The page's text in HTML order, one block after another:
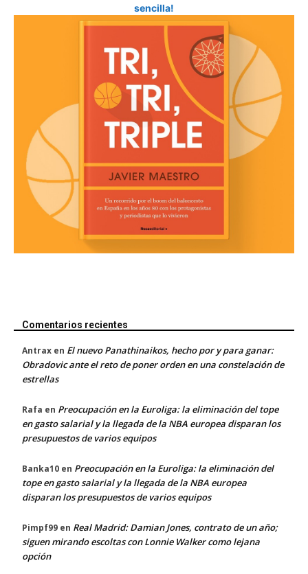
sencilla!
Comentarios recientes
Antrax en El nuevo Panathinaikos, hecho por y para ganar:
Obradovic ante el reto de poner orden en una constelación de
estrellas
Rafa en Preocupación en la Euroliga: la eliminación del tope
en gasto salarial y la llegada de la NBA europea disparan los
presupuestos de varios equipos
Banka10 en Preocupación en la Euroliga: la eliminación del
tope en gasto salarial y la llegada de la NBA europea
disparan los presupuestos de varios equipos
Pimpf99 en Real Madrid: Damian Jones, contrato de un año;
siguen mirando escoltas con Lonnie Walker como lejana
opción